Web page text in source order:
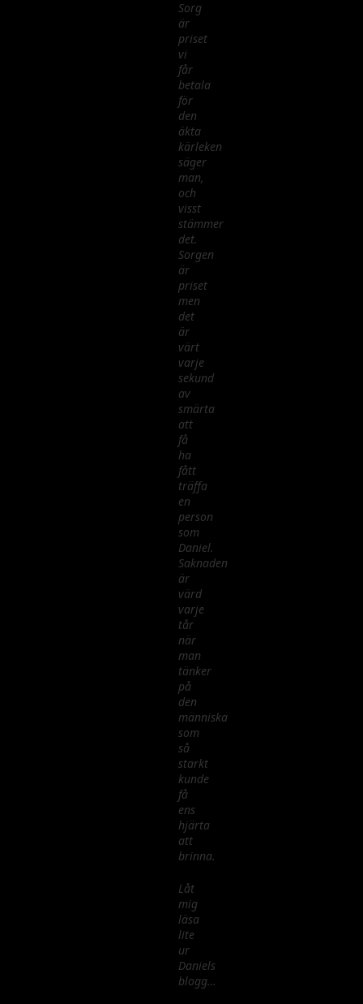
Sorg
är
priset
vi
får
betala
för
den
äkta
kärleken
säger
man,
och
visst
stämmer
det.
Sorgen
är
priset
men
det
är
värt
varje
sekund
av
smärta
att
få
ha
fått
träffa
en
person
som
Daniel.
Saknaden
är
värd
varje
tår
när
man
tänker
på
den
människa
som
så
starkt
kunde
få
ens
hjärta
att
brinna.
Låt
mig
läsa
lite
ur
Daniels
blogg…